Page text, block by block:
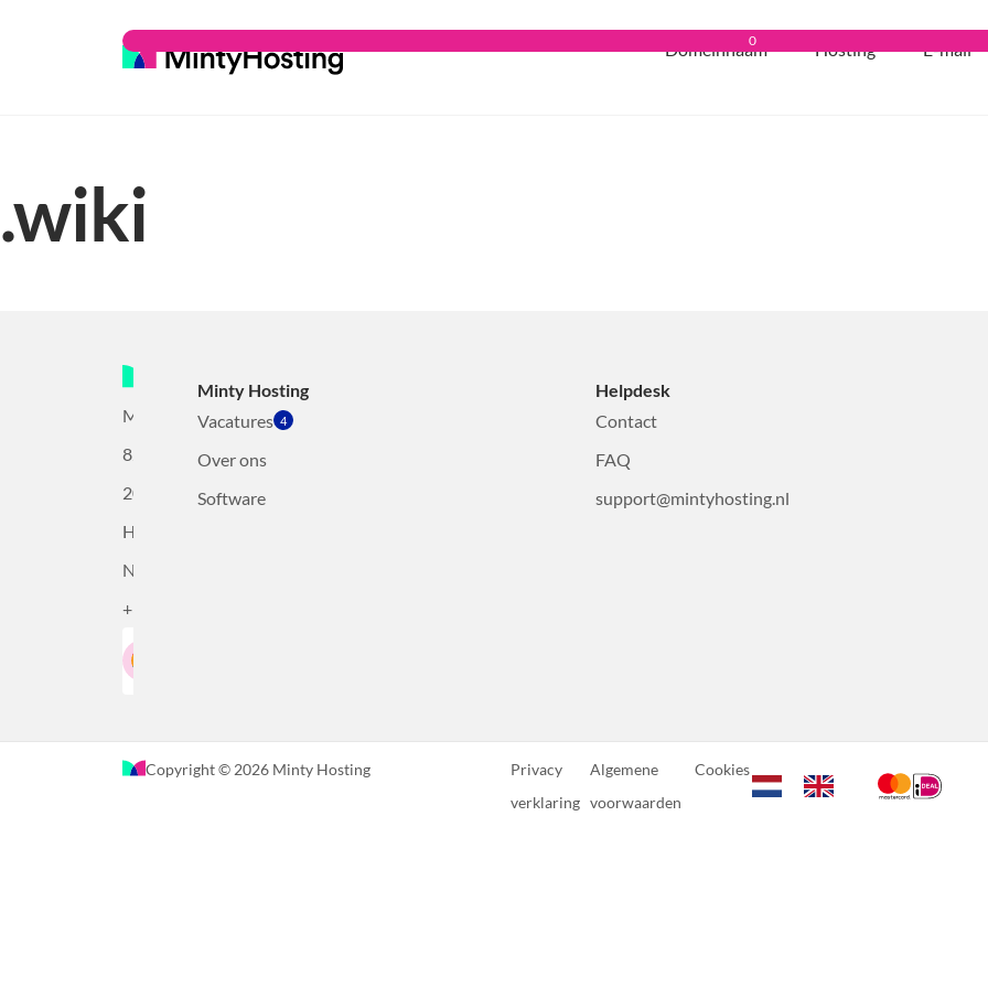
Domeinnaam Hosting E-mail
0
.wiki
Mollerusweg
82
2031BZ
Haarlem,
Nederland
+31232305815
Minty Hosting
Vacatures 4
Over ons
Software
Helpdesk
Contact
FAQ
support@mintyhosting.nl
Copyright © 2026 Minty Hosting
Privacy
verklaring
Algemene
voorwaarden
Cookies